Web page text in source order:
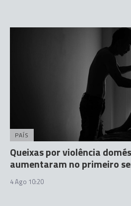
PAÍS
Queixas por violência
aumentaram no primeiro
4 Ago 10:20